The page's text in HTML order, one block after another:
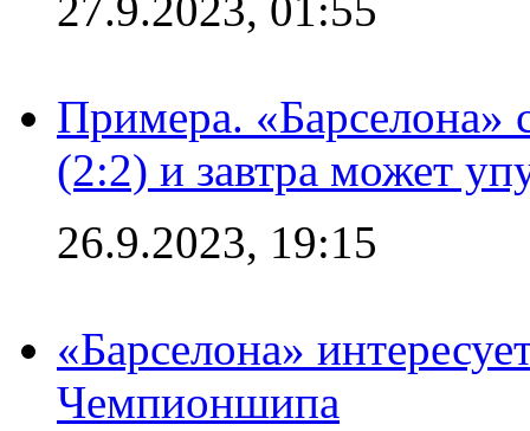
Примера. «Барселона»
(2:2) и завтра может
26.9.2023, 19:15
«Барселона»
Чемпионшипа